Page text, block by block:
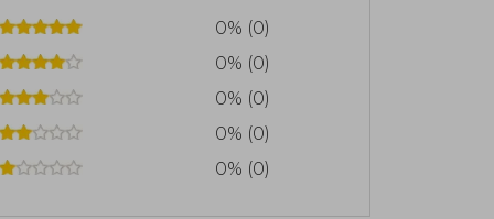
0% (0)
0% (0)
0% (0)
0% (0)
0% (0)